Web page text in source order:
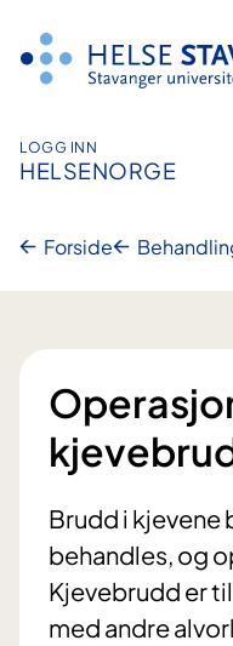
innhold
LOGG INN
HELSENORGE
Forside
Brudd i
behandles, og
Kjevebrudd er
med andre